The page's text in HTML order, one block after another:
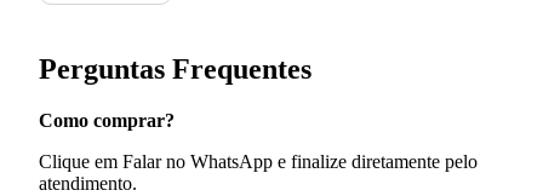
Perguntas Frequentes
Como comprar?
Clique em Falar no WhatsApp e finalize diretamente pelo
atendimento.